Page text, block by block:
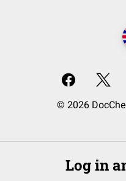
© 2026
Log in